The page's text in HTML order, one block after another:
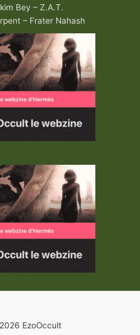
Bey – Z.A.T.
– Frater Nahash
EzoOccult